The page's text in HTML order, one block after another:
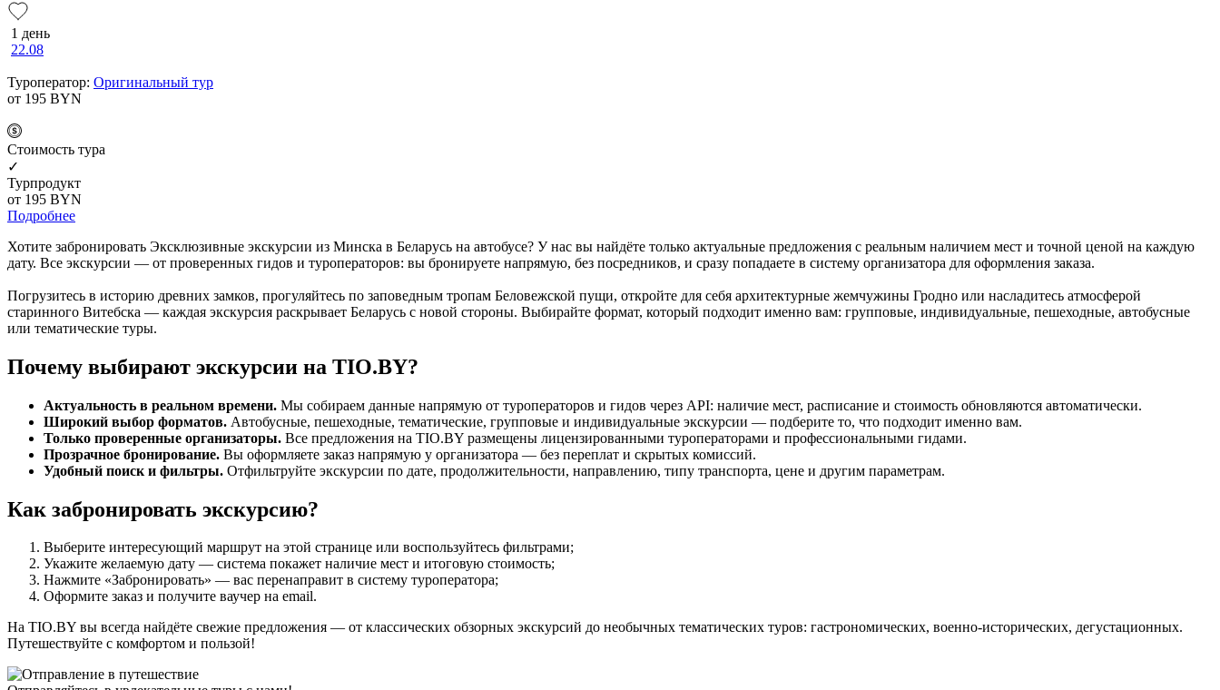
1 день
22.08
Туроператор: Оригинальный тур
от 195 BYN
Cтоимость тура
✓
Турпродукт
от 195 BYN
Подробнее
Хотите забронировать Эксклюзивные экскурсии из Минска в Беларусь на автобусе? У нас вы найдёте только актуальные предложения с реальным наличием мест и точной ценой на каждую
дату. Все экскурсии — от проверенных гидов и туроператоров: вы бронируете напрямую, без посредников, и сразу попадаете в систему организатора для оформления заказа.
Погрузитесь в историю древних замков, прогуляйтесь по заповедным тропам Беловежской пущи, откройте для себя архитектурные жемчужины Гродно или насладитесь атмосферой
старинного Витебска — каждая экскурсия раскрывает Беларусь с новой стороны. Выбирайте формат, который подходит именно вам: групповые, индивидуальные, пешеходные, автобусные
или тематические туры.
Почему выбирают экскурсии на TIO.BY?
Актуальность в реальном времени. Мы собираем данные напрямую от туроператоров и гидов через API: наличие мест, расписание и стоимость обновляются автоматически.
Широкий выбор форматов. Автобусные, пешеходные, тематические, групповые и индивидуальные экскурсии — подберите то, что подходит именно вам.
Только проверенные организаторы. Все предложения на TIO.BY размещены лицензированными туроператорами и профессиональными гидами.
Прозрачное бронирование. Вы оформляете заказ напрямую у организатора — без переплат и скрытых комиссий.
Удобный поиск и фильтры. Отфильтруйте экскурсии по дате, продолжительности, направлению, типу транспорта, цене и другим параметрам.
Как забронировать экскурсию?
Выберите интересующий маршрут на этой странице или воспользуйтесь фильтрами;
Укажите желаемую дату — система покажет наличие мест и итоговую стоимость;
Нажмите «Забронировать» — вас перенаправит в систему туроператора;
Оформите заказ и получите ваучер на email.
На TIO.BY вы всегда найдёте свежие предложения — от классических обзорных экскурсий до необычных тематических туров: гастрономических, военно-исторических, дегустационных.
Путешествуйте с комфортом и пользой!